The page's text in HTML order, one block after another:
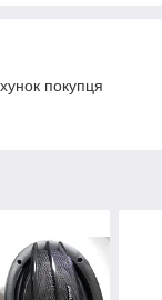
покупця